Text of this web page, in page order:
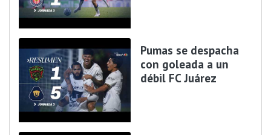
Pumas se despacha
con goleada a un
débil FC Juárez